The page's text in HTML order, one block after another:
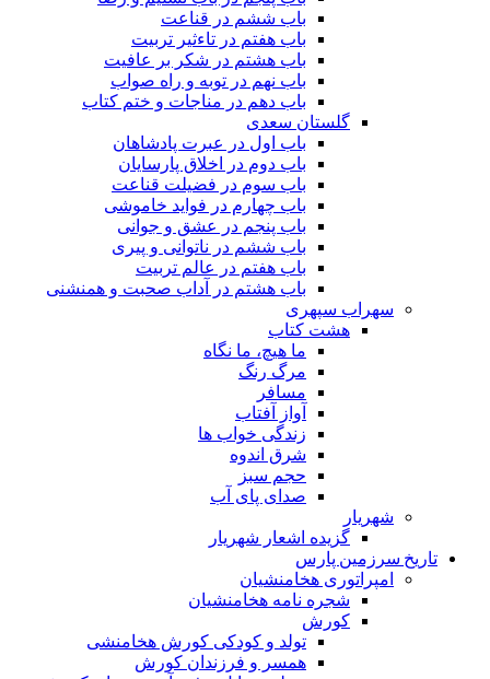
باب ششم در قناعت
باب هفتم در تاءثیر تربیت
باب هشتم در شکر بر عافیت
باب نهم در توبه و راه صواب
باب دهم در مناجات و ختم کتاب
گلستان سعدی
باب اول در عبرت پادشاهان
باب دوم در اخلاق پارسایان
باب سوم در فضیلت قناعت
باب چهارم در فواید خاموشى
باب پنجم در عشق و جوانى
باب ششم در ناتوانى و پیرى
باب هفتم در عالم تربیت
باب هشتم در آداب صحبت و همنشنى
سهراب سپهری
هشت کتاب
ما هیچ، ما نگاه
مرگ رنگ
مسافر
آواز آفتاب
زندگی خواب ها
شرق اندوه
حجم سبز
صدای پای آب
شهریار
گزیده اشعار شهریار
تاریخ سرزمین پارس
امپراتوری هخامنشیان
شجره نامه هخامنشیان
کورش
تولد و کودکی کورش هخامنشی
همسر و فرزندان کورش